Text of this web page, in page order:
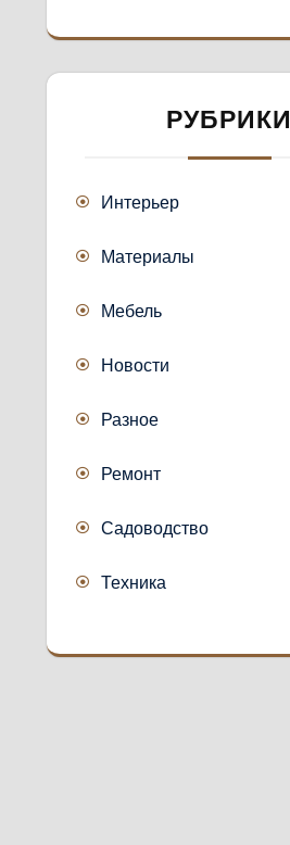
РУБРИКИ
Интерьер
Материалы
Мебель
Новости
Разное
Ремонт
Садоводство
Техника